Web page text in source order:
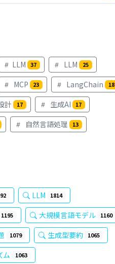
LLM 37 LLM 25
MCP 23 LangChain 18
計 17 生成AI 17
自然言語処理 13
LLM 1814
1195 大規模言語モデル 1160
1079 生成型要約 1065
ム 1063